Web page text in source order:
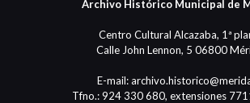
Archivo Histórico Municipal de
Centro Cultural Alcazaba, 1ª
Calle John Lennon, 5 06800
E-mail:
Tfno.: 924 330 680, extensiones